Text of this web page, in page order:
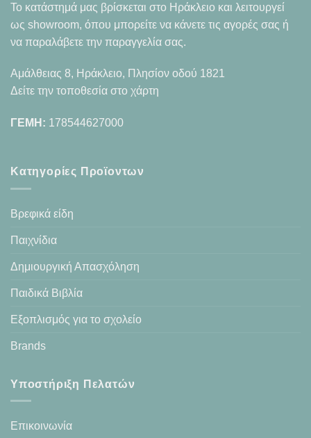
Το κατάστημά μας βρίσκεται στο Ηράκλειο και λειτουργεί
ως showroom, όπου μπορείτε να κάνετε τις αγορές σας ή
να παραλάβετε την παραγγελία σας.
Αμάλθειας 8, Ηράκλειο, Πλησίον οδού 1821
Δείτε την τοποθεσία στο χάρτη
ΓΕΜΗ: 178544627000
Κατηγορίες Προϊοντων
Βρεφικά είδη
Παιχνίδια
Δημιουργική Απασχόληση
Παιδικά Βιβλία
Εξοπλισμός για το σχολείο
Brands
Υποστήριξη Πελατών
Επικοινωνία